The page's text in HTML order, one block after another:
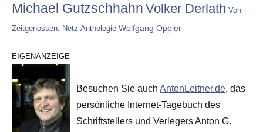
Michael Gutzschhahn Volker Derlath Von
Zeitgenossen: Netz-Anthologie Wolfgang Oppler
EIGENANZEIGE
Besuchen Sie auch AntonLeitner.de, das
persönliche Internet-Tagebuch des
Schriftstellers und Verlegers Anton G.